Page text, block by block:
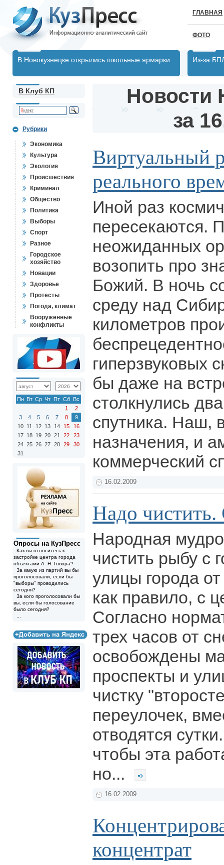
ГЛАВНАЯ
ФОТО
В Новокузнецке открылись школьные ярмарки Из-за
В Клуб КП
Рубрики
Экономика
Культура
Экология
Происшествия
Криминал
Общество
Политика
Выборы
Спорт
Разное
Городское
хозяйство
Новации
Здоровье
Протесты
Погода, климат
Вооружённые
конфликты
Пн Вт Ср Чт Пт Сб Вс
1
2
3
4 5 6 7 8
9
10 11 12 13 14 15
16
17 18 19 20 21 22
23
24 25 26 27 28 29
30
31
Опросы на КузПресс
Как вы относитесь к
застройке центра города
объектами А. Н. Говора?
За какую из партий вы бы
проголосовали, если бы
"выборы" проводились
сегодня?
За кого проголосовали бы
вы, если бы голосование
было сегодня?
Новости
за
Виртуальный
реального
Иной раз
пересекаются.
неожиданных
возопить про
Божий. В ночь
среду над
километров
гиперзвуковых
бы даже на
столкнулись
спутника. Наш,
назначения, и
коммерческий
16.02.2009
Надо
Народная
чистить рыбу с
улицы города
как правило, с
Согласно
трех часов от
освобождены
проспекты и
чистку
переулочек,
отводятся
чтобы эта
но...
16.02.2009
концентрат